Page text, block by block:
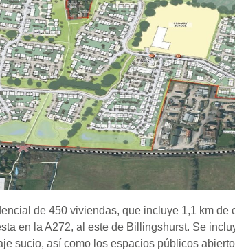
de 450 viviendas, que incluye 1,1 km
en la A272, al este de Billingshurst. Se
sucio, así como los espacios públicos